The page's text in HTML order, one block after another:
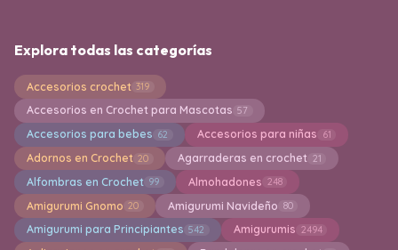
Explora todas las categorías
Accesorios crochet 319
Accesorios en Crochet para Mascotas 57
Accesorios para bebes 62 Accesorios para niñas 61
Adornos en Crochet 20 Agarraderas en crochet 21
Alfombras en Crochet 99 Almohadones 248
Amigurumi Gnomo 20 Amigurumi Navideño 80
Amigurumi para Principiantes 542 Amigurumis 2494